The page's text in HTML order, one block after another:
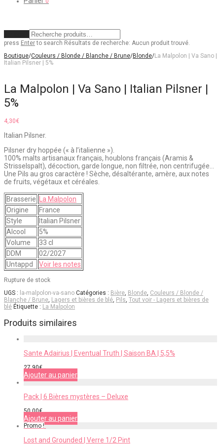
press Enterto search Résultats de recherche: Aucun produit trouvé.
Boutique/Couleurs / Blonde / Blanche / Brune/Blonde/La Malpolon | Va Sano |
Italian Pilsner | 5%
La Malpolon | Va Sano | Italian Pilsner |
5%
4,30€
Italian Pilsner.
Pilsner dry hoppée (« à l’italienne »).
100% malts artisanaux français, houblons français (Aramis &
Strisselspalt), décoction, garde longue, non filtrée, non centrifugée…
Une Pils au gros caractère ! Sèche, désaltérante, amère, aux notes
de fruits, végétaux et céréales.
Brasserie
La Malpolon
Origine
France
Style
Italian Pilsner
Alcool
5%
Volume
33 cl
DDM
02/2027
Untappd
Voir les notes
Rupture de stock
UGS : la-malpolon-va-sano Catégories : Bière, Blonde, Couleurs / Blonde /
Blanche / Brune, Lagers et bières de blé, Pils, Tout voir - Lagers et bières de
blé Étiquette : La Malpolon
Produits similaires
Sante Adairius | Eventual Truth | Saison BA | 5,5%
27,90€
Ajouter au panier
Pack | 6 Bières mystères – Deluxe
50,00€
Ajouter au panier
Promo !
Lost and Grounded | Verre 1/2 Pint